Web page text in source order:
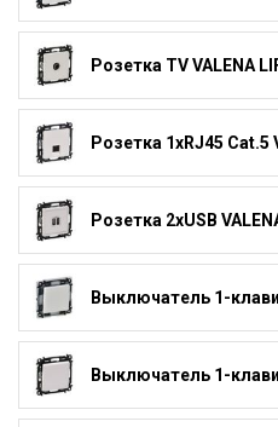
Розетка TV VALENA
Розетка 1xRJ45 Cat.5
Розетка 2xUSB
Выключатель 1-
Выключатель 1-